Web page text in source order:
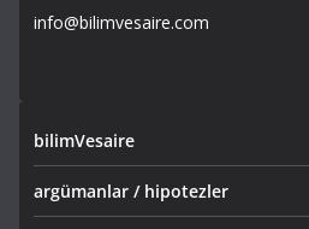
info@bilimvesaire.com
bilimVesaire
argümanlar / hipotezler